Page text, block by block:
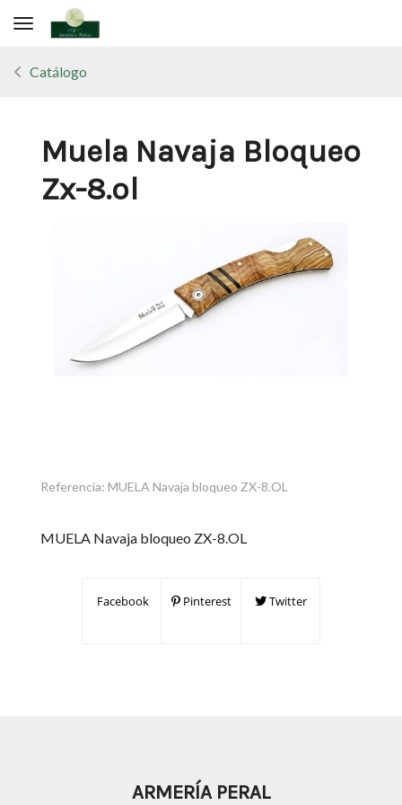
Toggle navigation
Catálogo
Muela Navaja Bloqueo
Zx-8.ol
Referencia: MUELA Navaja bloqueo ZX-8.OL
MUELA Navaja bloqueo ZX-8.OL
Facebook Pinterest Twitter
ARMERÍA PERAL